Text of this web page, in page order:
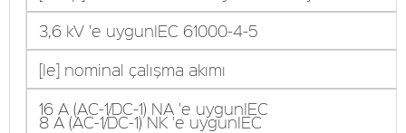
3,6 kV 'e uygunIEC 61000-4-5
[Ie] nominal çalışma akımı
16 A (AC-1/DC-1) NA 'e uygunIEC
8 A (AC-1/DC-1) NK 'e uygunIEC